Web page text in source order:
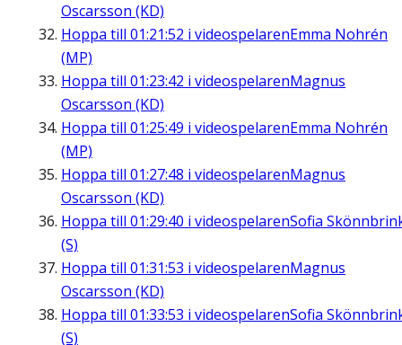
Oscarsson (KD)
Hoppa till 01:21:52 i videospelarenEmma Nohrén
(MP)
Hoppa till 01:23:42 i videospelarenMagnus
Oscarsson (KD)
Hoppa till 01:25:49 i videospelarenEmma Nohrén
(MP)
Hoppa till 01:27:48 i videospelarenMagnus
Oscarsson (KD)
Hoppa till 01:29:40 i videospelarenSofia
(S)
Hoppa till 01:31:53 i videospelarenMagnus
Oscarsson (KD)
Hoppa till 01:33:53 i videospelarenSofia
(S)